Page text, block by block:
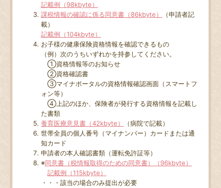
記載例（98kbyte）
課税情報の確認に係る同意書（86kbyte）
（申請者記
載）
記載例（104kbyte）
お子様の健康保険資格情報を確認できるもの
（例）次のうちいずれかを持参してください。
①資格情報等のお知らせ
②資格確認書
③マイナポータルの資格情報確認画面（スマートフ
ォン等）
④上記のほか、保険者が発行する資格情報を記載し
た書類
養育医療意見書（42kbyte）
（病院で記載）
世帯全員の個人番号（マイナンバー）カードまたは通
知カード
申請者の本人確認書類（運転免許証等）
※同意書（税情報取得のための同意書）（96kbyte）
記載例（115kbyte）
・・・該当の場合のみ提出が必要